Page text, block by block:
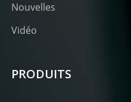
Nouvelles
Vidéo
PRODUITS